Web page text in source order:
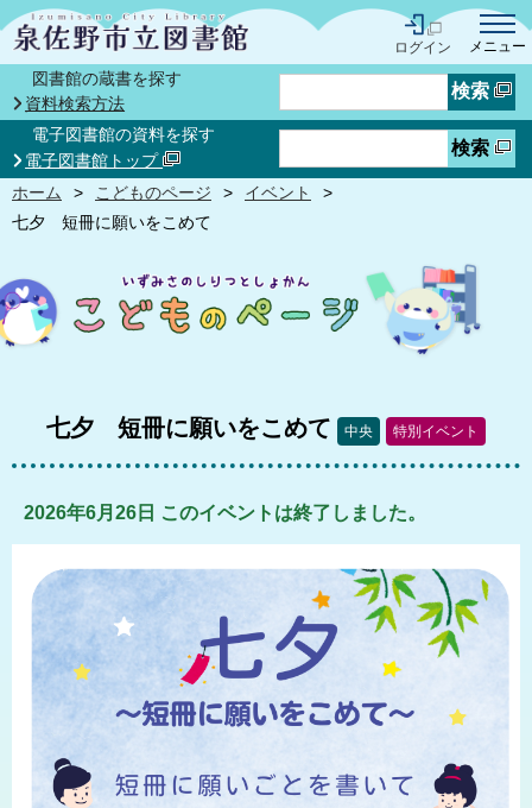
ログイン メニュー
図書館の蔵書を探す
資料検索方法
検索
電子図書館の資料を探す
電子図書館トップ
検索
ホーム こどものページ
イベント
七夕 短冊に願いをこめて
七夕 短冊に願いをこめて 中央 特別イベント
2026年6月26日 このイベントは終了しました。